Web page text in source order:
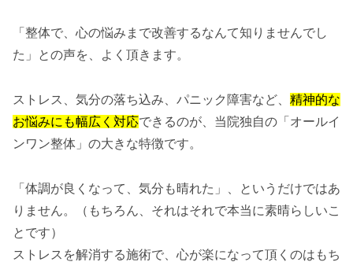
「整体で、心の悩みまで改善するなんて知りませんでし
た」との声を、よく頂きます。
ストレス、気分の落ち込み、パニック障害など、 精神的な
お悩みにも幅広く対応できるのが、当院独自の「オールイ
ンワン整体」の大きな特徴です。
「体調が良くなって、気分も晴れた」、というだけではあ
りません。（もちろん、それはそれで本当に素晴らしいこ
とです）
ストレスを解消する施術で、心が楽になって頂くのはもち